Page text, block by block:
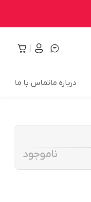
درباره ماتماس با ما
ناموجود